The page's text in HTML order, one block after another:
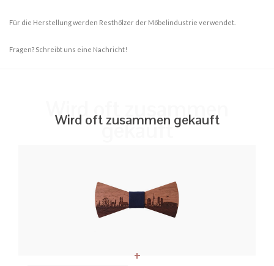
Für die Herstellung werden Resthölzer der Möbelindustrie verwendet.
Fragen? Schreibt uns eine Nachricht!
Wird oft zusammen gekauft
Wird oft zusammen
gekauft
+